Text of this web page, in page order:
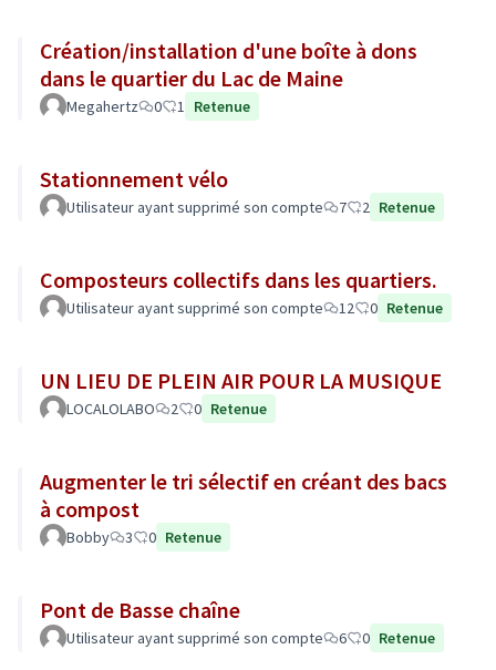
Création/installation d'une boîte à dons
dans le quartier du Lac de Maine
Megahertz 0 1 Retenue
Stationnement vélo
Utilisateur ayant supprimé son compte 7 2 Retenue
Composteurs collectifs dans les quartiers.
Utilisateur ayant supprimé son compte 12 0 Retenue
UN LIEU DE PLEIN AIR POUR LA MUSIQUE
LOCALOLABO 2 0 Retenue
Augmenter le tri sélectif en créant des bacs
à compost
Bobby 3 0 Retenue
Pont de Basse chaîne
Utilisateur ayant supprimé son compte 6 0 Retenue